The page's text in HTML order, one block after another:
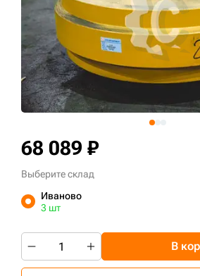
68 089 ₽
Выберите склад
Иваново
3 шт
В
sksale@skdst.ru
+7 (499) 394-50-93